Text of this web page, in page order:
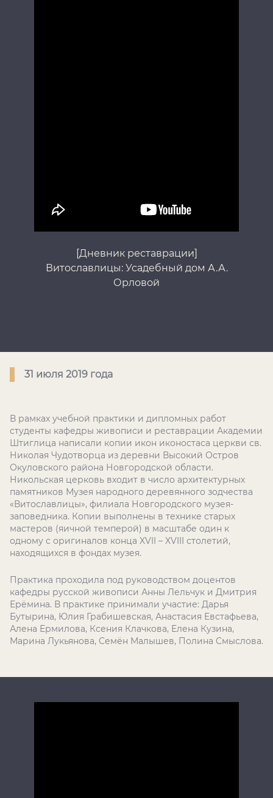
[Дневник реставрации]
Витославлицы: Усадебный дом А.А.
Орловой
31 июля 2019 года
В рамках учебной практики и дипломных работ
студенты кафедры живописи и реставрации Академии
Штиглица написали копии икон иконостаса церкви св.
Николая Чудотворца из деревни Высокий Остров
Окуловского района Новгородской области.
Никольская церковь входит в число архитектурных
памятников Музея народного деревянного зодчества
«Витославлицы», филиала Новгородского музея-
заповедника. Копии выполнены в технике старых
мастеров (яичной темперой) в масштабе один к
одному с оригиналов конца XVII – XVIII столетий,
находящихся в фондах музея.
Практика проходила под руководством доцентов
кафедры русской живописи Анны Лельчук и Дмитрия
Ерёмина. В практике принимали участие: Дарья
Бутырина, Юлия Грабишевская, Анастасия Евстафьева,
Алена Ермилова, Ксения Клачкова, Елена Кузина,
Марина Лукьянова, Семён Малышев, Полина Смыслова.